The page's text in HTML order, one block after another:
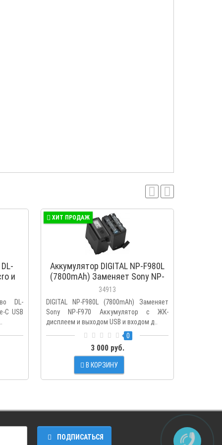
и
DL-
C USB
ХИТ ПРОДАЖ
Аккумулятор DIGITAL NP-F980L
(7800mAh) Заменяет Sony NP-
F970
34913
DIGITAL NP-F980L (7800mAh) Заменяет
Sony NP-F970 Аккумулятор с ЖК-
дисплеем и выходом USB и входом д..
0
3 000 руб.
В КОРЗИНУ
ПОДПИСАТЬСЯ